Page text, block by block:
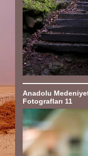
Anadolu
Fotografları 11